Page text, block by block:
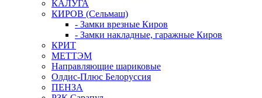
КАЛУГА
КИРОВ (Сельмаш)
- Замки врезные Киров
- Замки накладные, гаражные Киров
КРИТ
МЕТТЭМ
Направляющие шариковые
Олдис-Плюс Белоруссия
ПЕНЗА